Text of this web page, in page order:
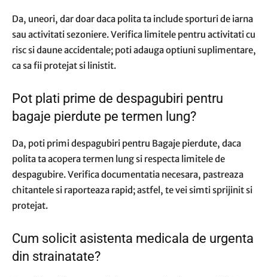
Da, uneori, dar doar daca polita ta include sporturi de iarna
sau activitati sezoniere. Verifica limitele pentru activitati cu
risc si daune accidentale; poti adauga optiuni suplimentare,
ca sa fii protejat si linistit.
Pot plati prime de despagubiri pentru
bagaje pierdute pe termen lung?
Da, poti primi despagubiri pentru Bagaje pierdute, daca
polita ta acopera termen lung si respecta limitele de
despagubire. Verifica documentatia necesara, pastreaza
chitantele si raporteaza rapid; astfel, te vei simti sprijinit si
protejat.
Cum solicit asistenta medicala de urgenta
din strainatate?